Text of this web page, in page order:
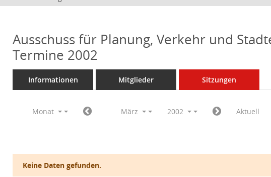
Ausschuss für Planung, Verkehr und
Termine 2002
Informationen Mitglieder Sitzungen
Monat März 2002 Aktuell
Keine Daten gefunden.